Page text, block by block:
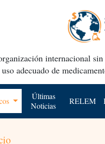
internacional
adecuado de
Últimas
Noticias
RELEM